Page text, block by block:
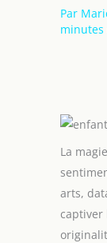
Par
La
arts,
captiver